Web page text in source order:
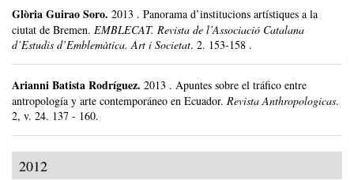
Glòria Guirao Soro. 2013 . Panorama d’institucions artístiques a la
ciutat de Bremen. EMBLECAT. Revista de l’Associació Catalana
d’Estudis d’Emblemàtica. Art i Societat. 2. 153-158 .
Arianni Batista Rodríguez. 2013 . Apuntes sobre el tráfico entre
antropología y arte contemporáneo en Ecuador. Revista Anthropologicas.
2, v. 24. 137 - 160.
2012